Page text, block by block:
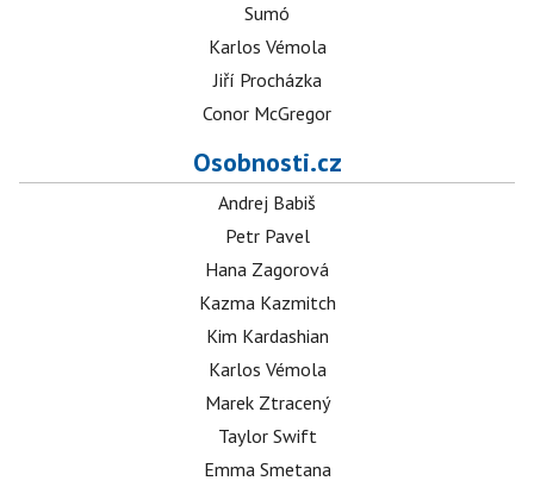
Sumó
Karlos Vémola
Jiří Procházka
Conor McGregor
Osobnosti.cz
Andrej Babiš
Petr Pavel
Hana Zagorová
Kazma Kazmitch
Kim Kardashian
Karlos Vémola
Marek Ztracený
Taylor Swift
Emma Smetana